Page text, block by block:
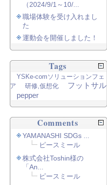
（2024/9/1～10/...
職場体験を受け入れまし
た
運動会を開催しました！
Tags
YSKe-comソリューションフェ
ア
研修,仮想化
フットサル
pepper
Comments
YAMANASHI SDGs ...
ピースミール
株式会社Toshin様の
「An...
ピースミール